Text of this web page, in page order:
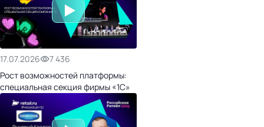
17.07.2026
7 436
Рост возможностей платформы:
специальная секция фирмы «1С»